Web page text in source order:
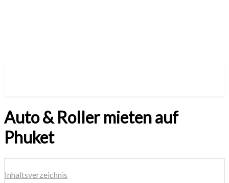
Auto & Roller mieten auf
Phuket
Inhaltsverzeichnis